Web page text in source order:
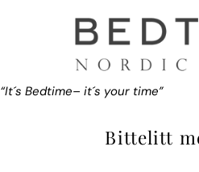
“It´s Bedtime– it´s your time”
Bittelitt